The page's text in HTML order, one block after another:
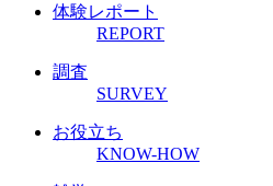
体験レポート
REPORT
調査
SURVEY
お役立ち
KNOW-HOW